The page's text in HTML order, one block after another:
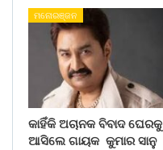
ମନୋରଞ୍ଜନ
କାହିଁକି ଅଚାନକ ବିବାଦ ଘେରକୁ
ଆସିଲେ ଗାୟକ କୁମାର ସାନୁ